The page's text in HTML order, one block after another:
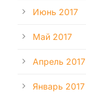
Июнь 2017
Май 2017
Апрель 2017
Январь 2017